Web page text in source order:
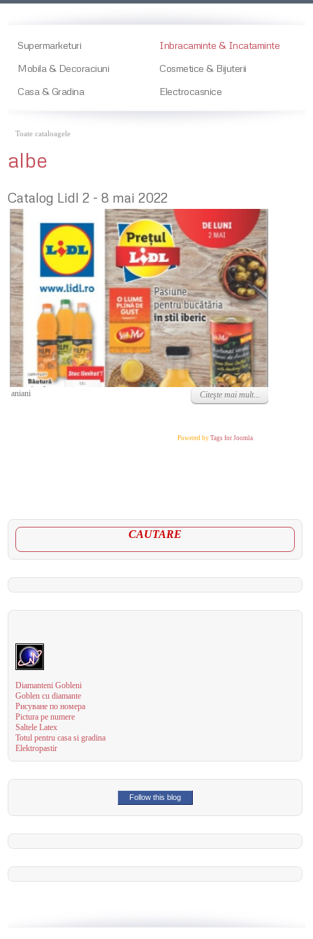
Supermarketuri
Inbracaminte & Incataminte
Mobila & Decoraciuni
Cosmetice & Bijuterii
Casa & Gradina
Electrocasnice
Toate cataloagele
albe
Catalog Lidl 2 - 8 mai 2022
Marţi, 03 Mai 2022
aniani Citeşte mai mult...
Powered by Tags for Joomla
CAUTARE
Diamanteni Gobleni
Goblen cu diamante
Рисуване по номера
Pictura pe numere
Saltele Latex
Totul pentru casa si gradina
Elektropastir
Follow this blog